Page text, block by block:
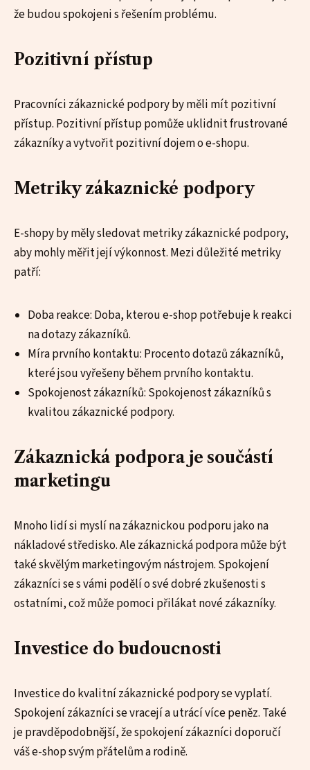
že budou spokojeni s řešením problému.
Pozitivní přístup
Pracovníci zákaznické podpory by měli mít pozitivní
přístup. Pozitivní přístup pomůže uklidnit frustrované
zákazníky a vytvořit pozitivní dojem o e-shopu.
Metriky zákaznické podpory
E-shopy by měly sledovat metriky zákaznické podpory,
aby mohly měřit její výkonnost. Mezi důležité metriky
patří:
Doba reakce: Doba, kterou e-shop potřebuje k reakci
na dotazy zákazníků.
Míra prvního kontaktu: Procento dotazů zákazníků,
které jsou vyřešeny během prvního kontaktu.
Spokojenost zákazníků: Spokojenost zákazníků s
kvalitou zákaznické podpory.
Zákaznická podpora je součástí
marketingu
Mnoho lidí si myslí na zákaznickou podporu jako na
nákladové středisko. Ale zákaznická podpora může být
také skvělým marketingovým nástrojem. Spokojení
zákazníci se s vámi podělí o své dobré zkušenosti s
ostatními, což může pomoci přilákat nové zákazníky.
Investice do budoucnosti
Investice do kvalitní zákaznické podpory se vyplatí.
Spokojení zákazníci se vracejí a utrácí více peněz. Také
je pravděpodobnější, že spokojení zákazníci doporučí
váš e-shop svým přátelům a rodině.